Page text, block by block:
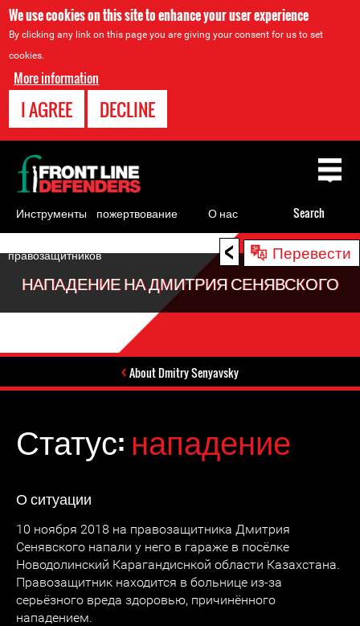
We use cookies on this site to enhance your user experience
By clicking any link on this page you are giving your consent for us to set
cookies.
More information
I AGREE DECLINE
< Перевести
to
НАПАДЕНИЕ НА ДМИТРИЯ СЕНЯВСКОГО
About Dmitry Senyavsky
Статус:нападение
О ситуации
10 ноября 2018 на правозащитника Дмитрия
Сенявского напали у него в гараже в посёлке
Новодолинский Карагандиснкой области Казахстана.
Правозащитник находится в больнице из-за
серьёзного вреда здоровью, причинённого
нападением.
Back
to
top
Инструменты
для
правозащитников
пожертвование О нас Search